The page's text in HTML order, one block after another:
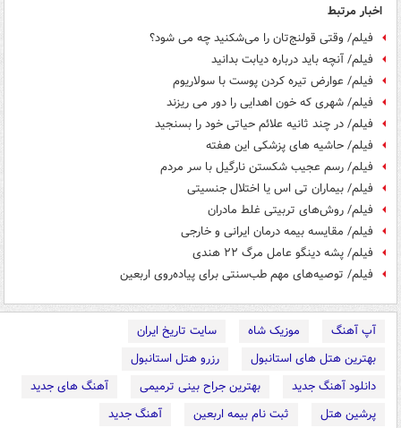
اخبار مرتبط
فیلم/ وقتی قولنج‌تان را می‌شکنید چه می شود؟
فیلم/ آنچه باید درباره دیابت بدانید
فیلم/ عوارض تیره کردن پوست با سولاریوم
فیلم/ شهری که خون اهدایی را دور می ریزند
فیلم/ در چند ثانیه علائم حیاتی خود را بسنجید
فیلم/ حاشیه های پزشکی این هفته
فیلم/ رسم عجیب شکستن نارگیل با سر مردم
فیلم/ بیماران تی اس یا اختلال جنسیتی
فیلم/ روش‌های تربیتی غلط مادران
فیلم/ مقایسه بیمه درمان ایرانی و خارجی
فیلم/ پشه دینگو عامل مرگ ۲۲ هندی
فیلم/ توصیه‌های مهم طب‌سنتی برای پیاده‌روی اربعین
آپ آهنگ موزیک شاه
سایت تاریخ ایران
بهترین هتل های استانبول
رزرو هتل استانبول
دانلود آهنگ جدید
بهترین جراح بینی ترمیمی
آهنگ های جدید
پرشین هتل
ثبت نام بیمه اربعین
آهنگ جدید